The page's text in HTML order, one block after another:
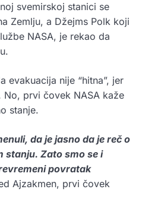
svemirskoj stanici se
Zemlju, a Džejms Polk koji
NASA, je rekao da
evakuacija nije “hitna”, jer
No, prvi čovek NASA kaže
stanje.
da je jasno da je reč o
stanju. Zato smo se i
povratak
Ajzakmen, prvi čovek